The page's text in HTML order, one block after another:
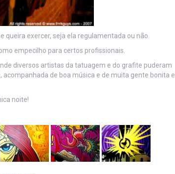
exercer, seja ela regulamentada ou não.
empecilho para certos profissionais.
diversos artistas da tatuagem e do grafite puderam
de boa música e de muita gente bonita e
noite!